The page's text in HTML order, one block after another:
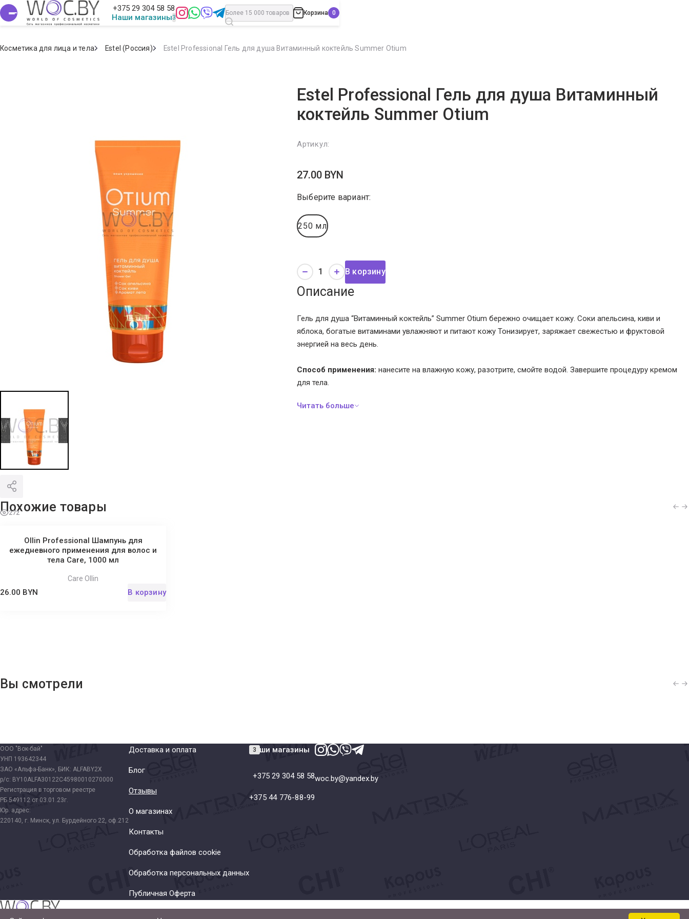
+375 29 304 58 58
Наши магазины
Корзина
Косметика для лица и тела Estel (Россия) Estel Professional Гель для душа Витаминный коктейль Summer Otium
272
Estel Professional Гель для душа Витаминный
коктейль Summer Otium
Артикул:
27.00 BYN
Выберите вариант:
250 мл
В корзину
Описание
Гель для душа “Витаминный коктейль” Summer Otium бережно очищает кожу. Соки апельсина, киви и
яблока, богатые витаминами увлажняют и питают кожу Тонизирует, заряжает свежестью и фруктовой
энергией на весь день.
Способ применения: нанесите на влажную кожу, разотрите, смойте водой. Завершите процедуру кремом
для тела.
Похожие товары
Ollin Professional Шампунь для
ежедневного применения для волос и
тела Care, 1000 мл
Care Ollin
26.00 BYN В корзину
Вы смотрели
ООО "Вок-бай"
УНП 193642344
ЗАО «Альфа-Банк», БИК: ALFABY2X
р/с: BY10ALFA30122C45980010270000
Регистрация в торговом реестре
РБ 549112 от 03.01.23г.
Юр. адрес:
220140, г. Минск, ул. Бурдейного 22, оф.212
Доставка и оплата
Блог
Отзывы
О магазинах
Контакты
Обработка файлов cookie
Обработка персональных данных
Публичная Оферта
Наши магазины
+375 29 304 58 58
+375 44 776-88-99
woc.by@yandex.by